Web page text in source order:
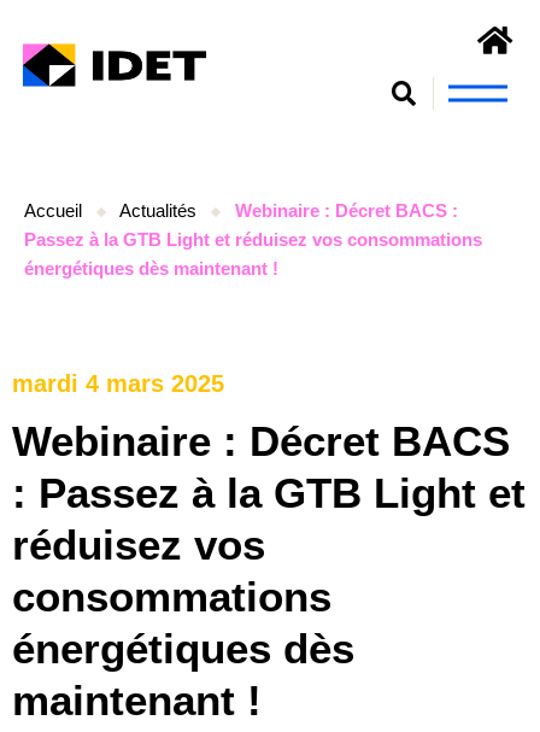
Accueil Actualités
Webinaire : Décret BACS :
Passez à la GTB Light et réduisez vos consommations
énergétiques dès maintenant !
mardi 4 mars 2025
Webinaire : Décret BACS
: Passez à la GTB Light et
réduisez vos
consommations
énergétiques dès
maintenant !